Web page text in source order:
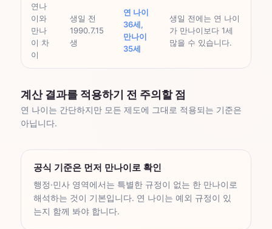
연나
이와
만나
이 차
이
생일 전
1990.7.15
생
연 나이
36세,
만나이
35세
생일 전에는 연 나이
가 만나이보다 1세
많을 수 있습니다.
계산 결과를 적용하기 전 주의할 점
연 나이는 간단하지만 모든 제도에 그대로 적용되는 기준은
아닙니다.
공식 기준은 먼저 만나이로 확인
행정·민사 영역에서는 특별한 규정이 없는 한 만나이로
해석하는 것이 기본입니다. 연 나이는 예외 규정이 있
는지 함께 봐야 합니다.